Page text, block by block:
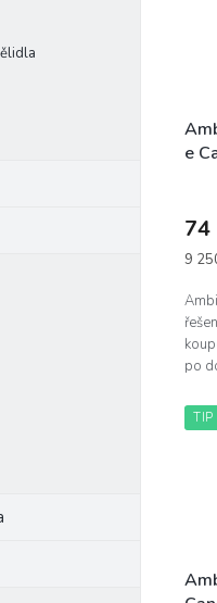
t
ů
d
u
ů
e
74
9
po
TIP